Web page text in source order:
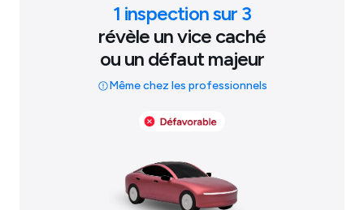
1 inspection sur 3
révèle un vice caché
ou un défaut majeur
Même chez les professionnels